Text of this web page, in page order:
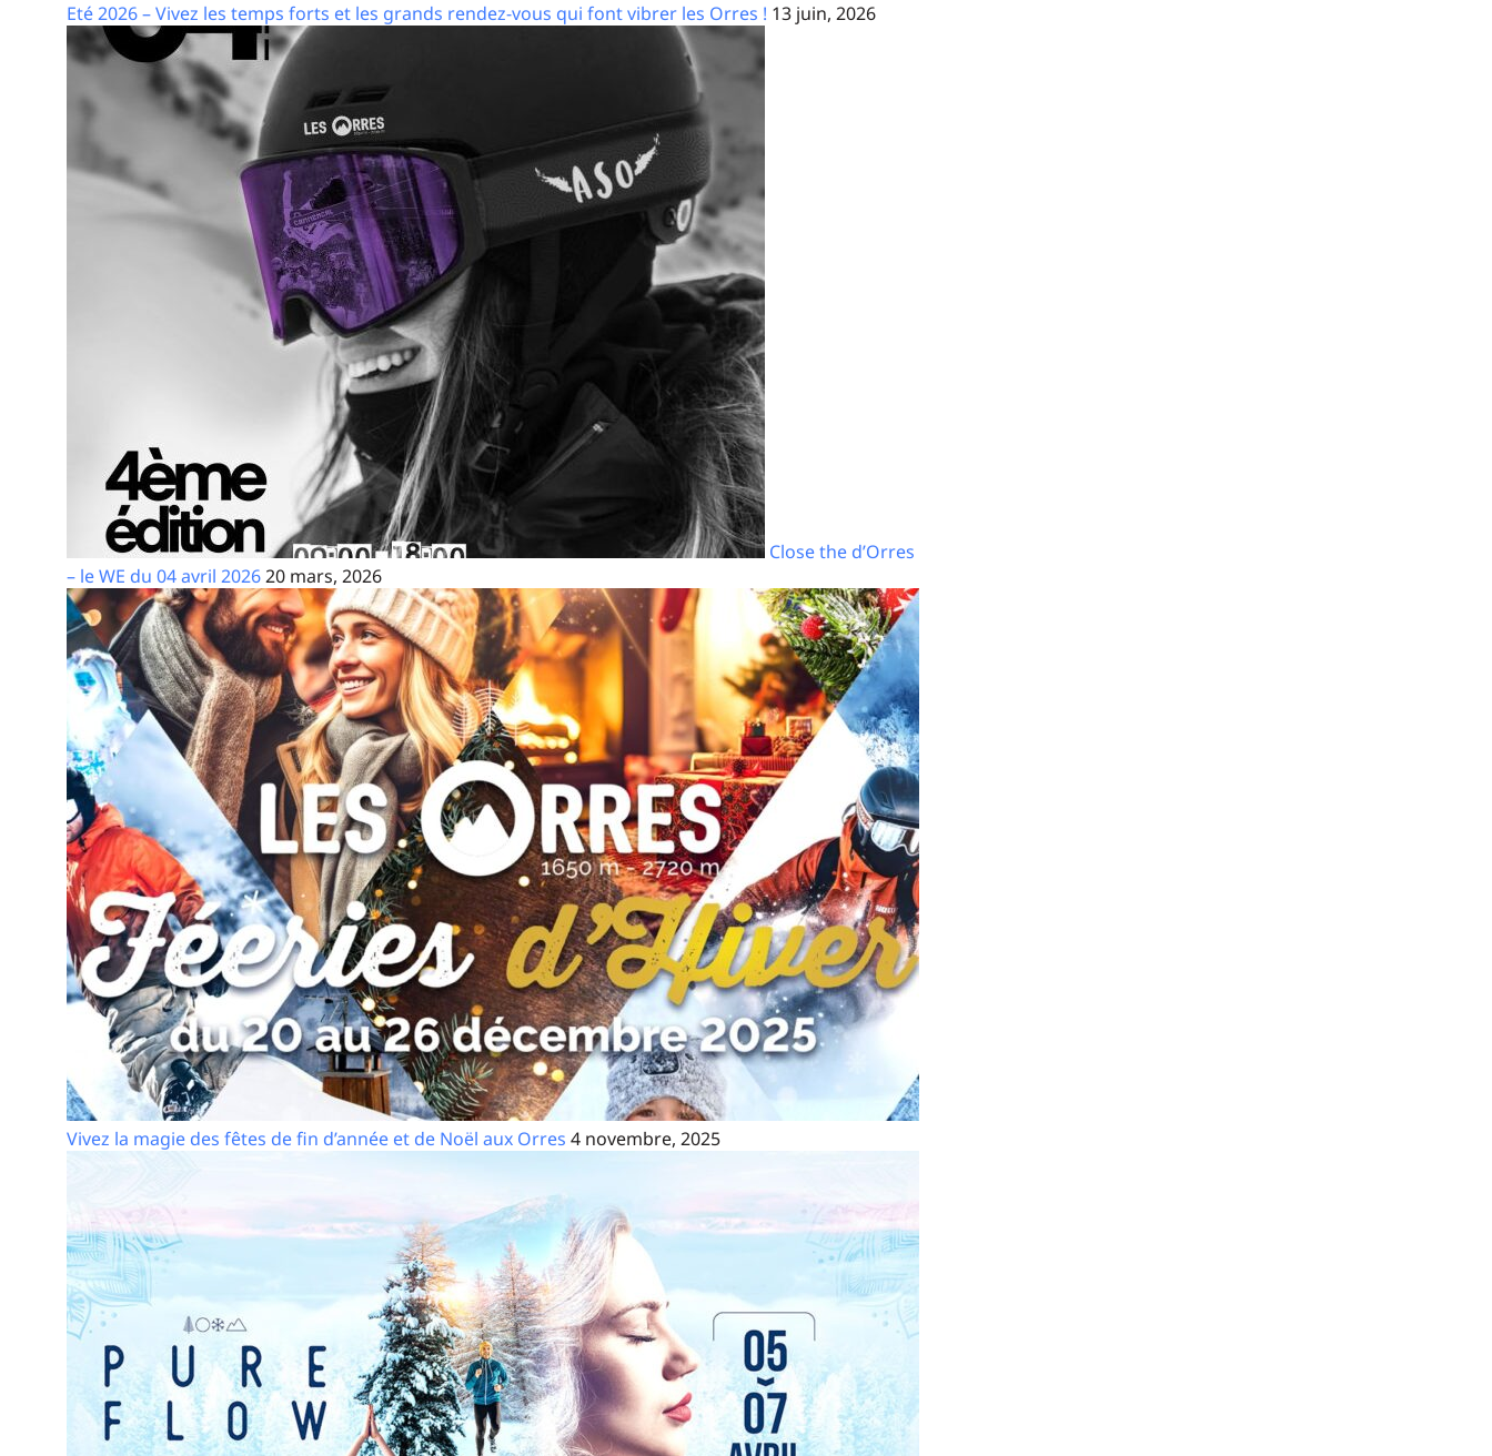
Eté 2026 – Vivez les temps forts et les grands rendez-vous qui font vibrer les Orres ! 13 juin, 2026
Close the d’Orres
– le WE du 04 avril 202620 mars, 2026
Vivez la magie des fêtes de fin d’année et de Noël aux Orres 4 novembre, 2025